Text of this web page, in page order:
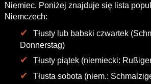
Niemiec. Poniżej znajduje się lista
Niemczech:
Tłusty lub babski czwartek
Donnerstag)
Tłusty piątek (niemiecki:
Tłusta sobota (niem.: